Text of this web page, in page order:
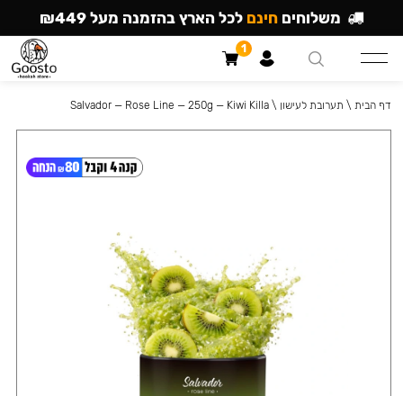
דף הבית \ תערובת לעישון \
Salvador — Rose Line — 250g — Kiwi Killa
משלוחים חינם לכל הארץ בהזמנה מעל ₪449
1